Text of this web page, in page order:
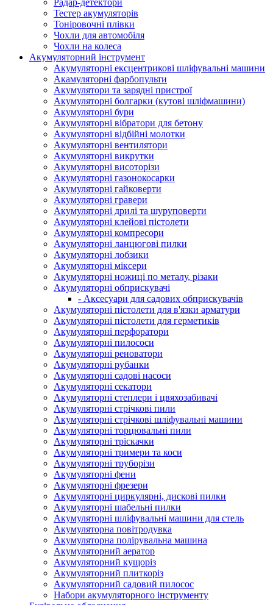
Радар-детектори
Тестер акумуляторів
Тоніровочні плівки
Чохли для автомобіля
Чохли на колеса
Акумуляторний інструмент
Акумуляторні ексцентрикові шліфувальні машини
Акамуляторні фарбопульти
Акумулятори та зарядні пристрої
Акумуляторні болгарки (кутові шліфмашини)
Акумуляторні бури
Акумуляторні вібратори для бетону
Акумуляторні відбійні молотки
Акумуляторні вентилятори
Акумуляторні викрутки
Акумуляторні висоторізи
Акумуляторні газонокосарки
Акумуляторні гайковерти
Акумуляторні гравери
Акумуляторні дрилі та шуруповерти
Акумуляторні клейові пістолети
Акумуляторні компресори
Акумуляторні ланцюгові пилки
Акумуляторні лобзики
Акумуляторні міксери
Акумуляторні ножиці по металу, різаки
Акумуляторні обприскувачі
- Аксесуари для садових обприскувачів
Акумуляторні пістолети для в'язки арматури
Акумуляторні пістолети для герметиків
Акумуляторні перфоратори
Акумуляторні пилососи
Акумуляторні реноватори
Акумуляторні рубанки
Акумуляторні садові насоси
Акумуляторні секатори
Акумуляторні степлери і цвяхозабивачі
Акумуляторні стрічкові пили
Акумуляторні стрічкові шліфувальні машини
Акумуляторні торцювальні пили
Акумуляторні тріскачки
Акумуляторні тримери та коси
Акумуляторні труборізи
Акумуляторні фени
Акумуляторні фрезери
Акумуляторні циркулярні, дискові пилки
Акумуляторні шабельні пилки
Акумуляторні шліфувальні машини для стель
Акумуляторна повітродувка
Акумуляторна полірувальна машина
Акумуляторний аератор
Акумуляторний кущоріз
Акумуляторний плиткоріз
Акумуляторний садовий пилосос
Набори акумуляторного інструменту